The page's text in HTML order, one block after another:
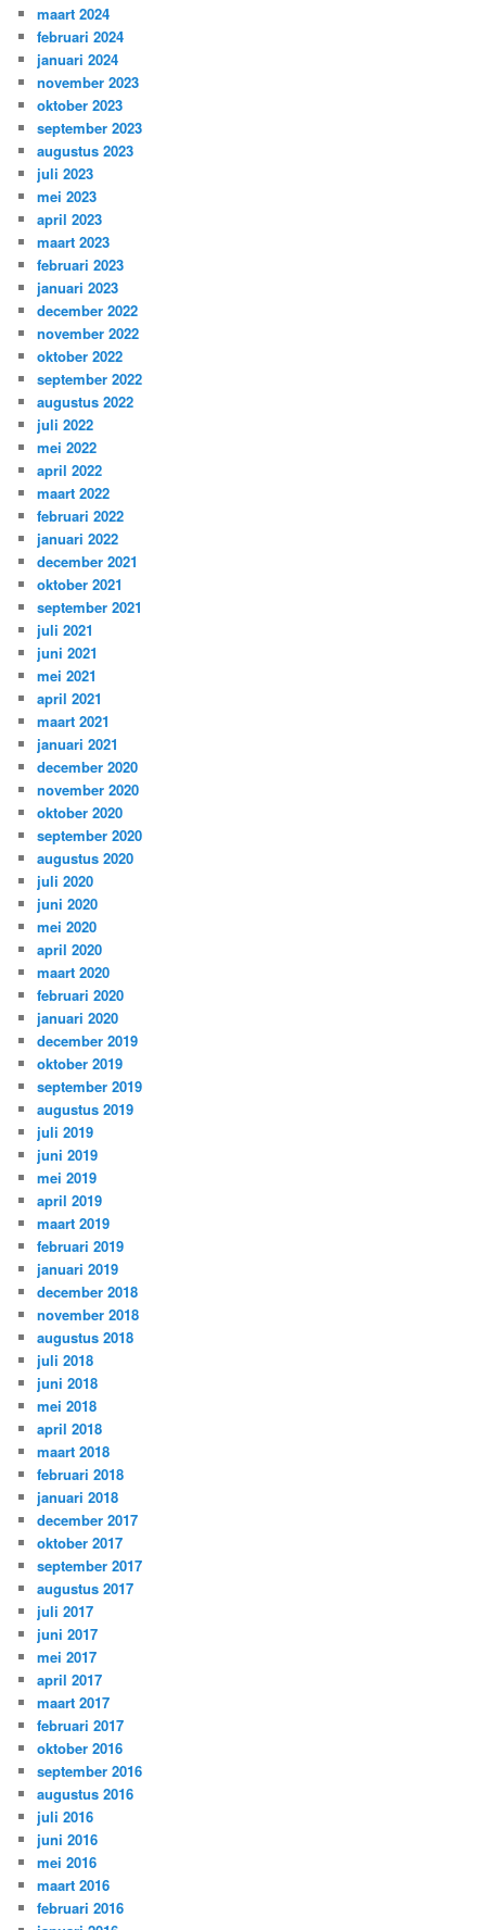
maart 2024
februari 2024
januari 2024
november 2023
oktober 2023
september 2023
augustus 2023
juli 2023
mei 2023
april 2023
maart 2023
februari 2023
januari 2023
december 2022
november 2022
oktober 2022
september 2022
augustus 2022
juli 2022
mei 2022
april 2022
maart 2022
februari 2022
januari 2022
december 2021
oktober 2021
september 2021
juli 2021
juni 2021
mei 2021
april 2021
maart 2021
januari 2021
december 2020
november 2020
oktober 2020
september 2020
augustus 2020
juli 2020
juni 2020
mei 2020
april 2020
maart 2020
februari 2020
januari 2020
december 2019
oktober 2019
september 2019
augustus 2019
juli 2019
juni 2019
mei 2019
april 2019
maart 2019
februari 2019
januari 2019
december 2018
november 2018
augustus 2018
juli 2018
juni 2018
mei 2018
april 2018
maart 2018
februari 2018
januari 2018
december 2017
oktober 2017
september 2017
augustus 2017
juli 2017
juni 2017
mei 2017
april 2017
maart 2017
februari 2017
oktober 2016
september 2016
augustus 2016
juli 2016
juni 2016
mei 2016
maart 2016
februari 2016